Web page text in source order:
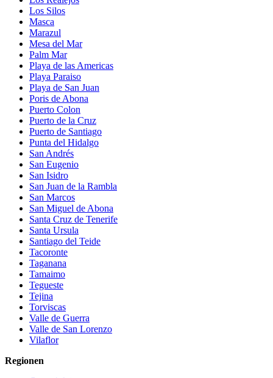
Los Silos
Masca
Marazul
Mesa del Mar
Palm Mar
Playa de las Americas
Playa Paraiso
Playa de San Juan
Poris de Abona
Puerto Colon
Puerto de la Cruz
Puerto de Santiago
Punta del Hidalgo
San Andrés
San Eugenio
San Isidro
San Juan de la Rambla
San Marcos
San Miguel de Abona
Santa Cruz de Tenerife
Santa Ursula
Santiago del Teide
Tacoronte
Taganana
Tamaimo
Tegueste
Tejina
Torviscas
Valle de Guerra
Valle de San Lorenzo
Vilaflor
Regionen